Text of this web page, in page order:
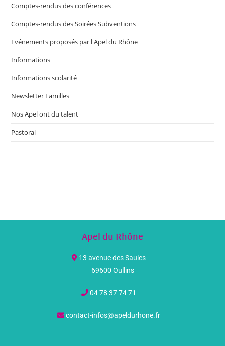
Comptes-rendus des conférences
Comptes-rendus des Soirées Subventions
Evénements proposés par l'Apel du Rhône
Informations
Informations scolarité
Newsletter Familles
Nos Apel ont du talent
Pastoral
Apel du Rhône
13 avenue des Saules
69600 Oullins
04 78 37 74 71
contact-infos@apeldurhone.fr